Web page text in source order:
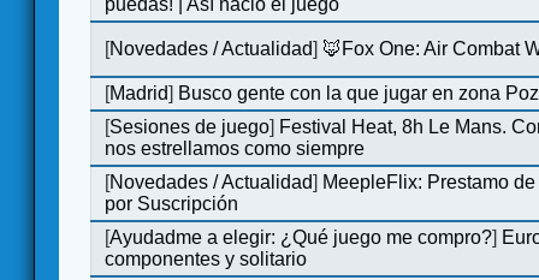
puedas! | Así nació el juego
[Novedades / Actualidad] 🦊Fox One: Air Combat
[Madrid] Busco gente con la que jugar en zona
[Sesiones de juego] Festival Heat, 8h Le Mans.
nos estrellamos como siempre
[Novedades / Actualidad] MeepleFlix: Prestamo
por Suscripción
[Ayudadme a elegir: ¿Qué juego me compro?]
componentes y solitario